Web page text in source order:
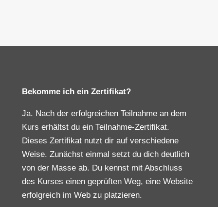
Bekomme ich ein Zertifikat?
Ja. Nach der erfolgreichen Teilnahme an dem
Kurs erhältst du ein Teilnahme-Zertifikat.
Dieses Zertifikat nutzt dir auf verschiedene
Weise. Zunächst einmal setzt du dich deutlich
von der Masse ab. Du kennst mit Abschluss
des Kurses einen geprüften Weg, eine Website
erfolgreich im Web zu platzieren.